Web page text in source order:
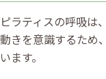
ピラティスの呼吸は
動きを意識するため
います。